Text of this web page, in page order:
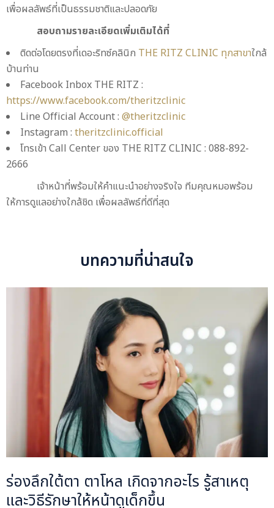
เพื่อผลลัพธ์ที่เป็นธรรมชาติและปลอดภัย
สอบถามรายละเอียดเพิ่มเติมได้ที่
ติดต่อโดยตรงที่เดอะริทซ์คลินิก THE RITZ CLINIC ทุกสาขาใกล้
บ้านท่าน
Facebook Inbox THE RITZ :
https://www.facebook.com/theritzclinic
Line Official Account : @theritzclinic
Instagram : theritzclinic.official
โทรเข้า Call Center ของ THE RITZ CLINIC : 088-892-
2666
เจ้าหน้าที่พร้อมให้คำแนะนำอย่างจริงใจ ทีมคุณหมอพร้อม
ให้การดูแลอย่างใกล้ชิด เพื่อผลลัพธ์ที่ดีที่สุด
บทความที่น่าสนใจ
ร่องลึกใต้ตา ตาโหล เกิดจากอะไร รู้สาเหตุ
และวิธีรักษาให้หน้าดูเด็กขึ้น